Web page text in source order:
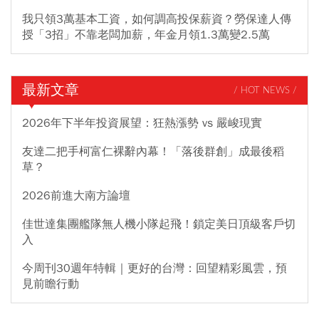
我只領3萬基本工資，如何調高投保薪資？勞保達人傳
授「3招」不靠老闆加薪，年金月領1.3萬變2.5萬
最新文章 / HOT NEWS /
2026年下半年投資展望：狂熱漲勢 vs 嚴峻現實
友達二把手柯富仁裸辭內幕！「落後群創」成最後稻
草？
2026前進大南方論壇
佳世達集團艦隊無人機小隊起飛！鎖定美日頂級客戶切
入
今周刊30週年特輯｜更好的台灣：回望精彩風雲，預
見前瞻行動